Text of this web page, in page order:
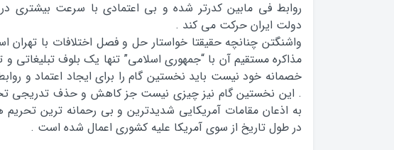
روابط فی مابین کدرتر شده و بی اعتمادی با سرعت بیشتری
دولت ایران حرکت می کند .
واشنگتن چنانچه حقیقتا خواستار حل و فصل اختلافات با تهران
مذاکره مستقیم آن با “جمهوری اسلامی” تنها یک بلوف تبلیغاتی و
خصمانه خود نیست باید نخستین گام را برای ایجاد اعتماد و
. این نخستین گام نیز چیزی نیست جز کاهش و حذف تدریجی
به اذعان مقامات آمریکایی شدیدترین و بی رحمانه ترین
در طول تاریخ از سوی آمریکا علیه کشوری اعمال شده است .